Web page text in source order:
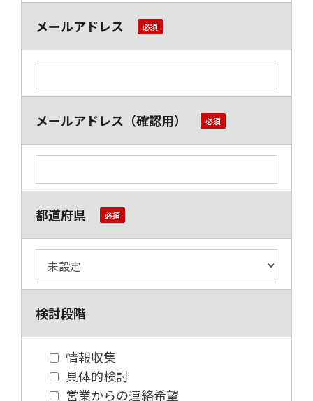
メールアドレス
メールアドレス（確認用）
都道府県
検討段階
情報収集
具体的検討
営業からの連絡希望